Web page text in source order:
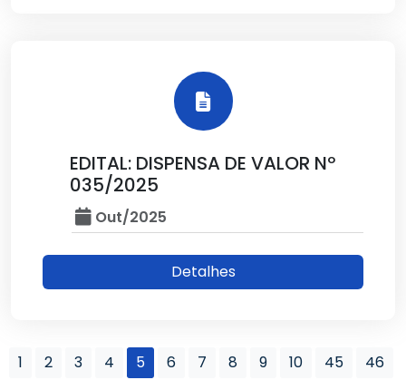
EDITAL: DISPENSA DE VALOR Nº
035/2025
Out/2025
Detalhes
1 2 3 4 5 6 7 8 9 10 45 46